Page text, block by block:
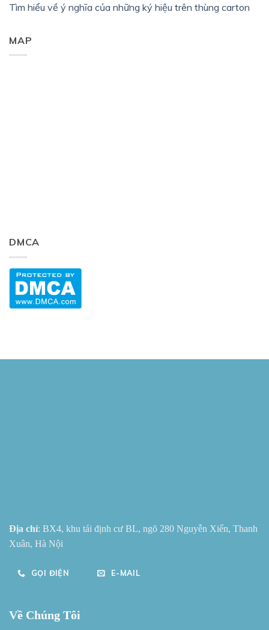
Tìm hiểu về ý nghĩa của những ký hiệu trên thùng carton
MAP
DMCA
Địa chỉ: BX4, khu tái định cư BL, ngõ 280 Nguyễn Xiển, Thanh
Xuân, Hà Nội
GỌI ĐIỆN E-MAIL
Về Chúng Tôi